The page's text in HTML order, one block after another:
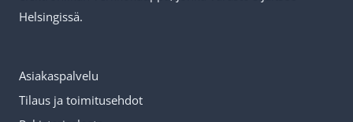
Helsingissä.
Asiakaspalvelu
Tilaus ja toimitusehdot